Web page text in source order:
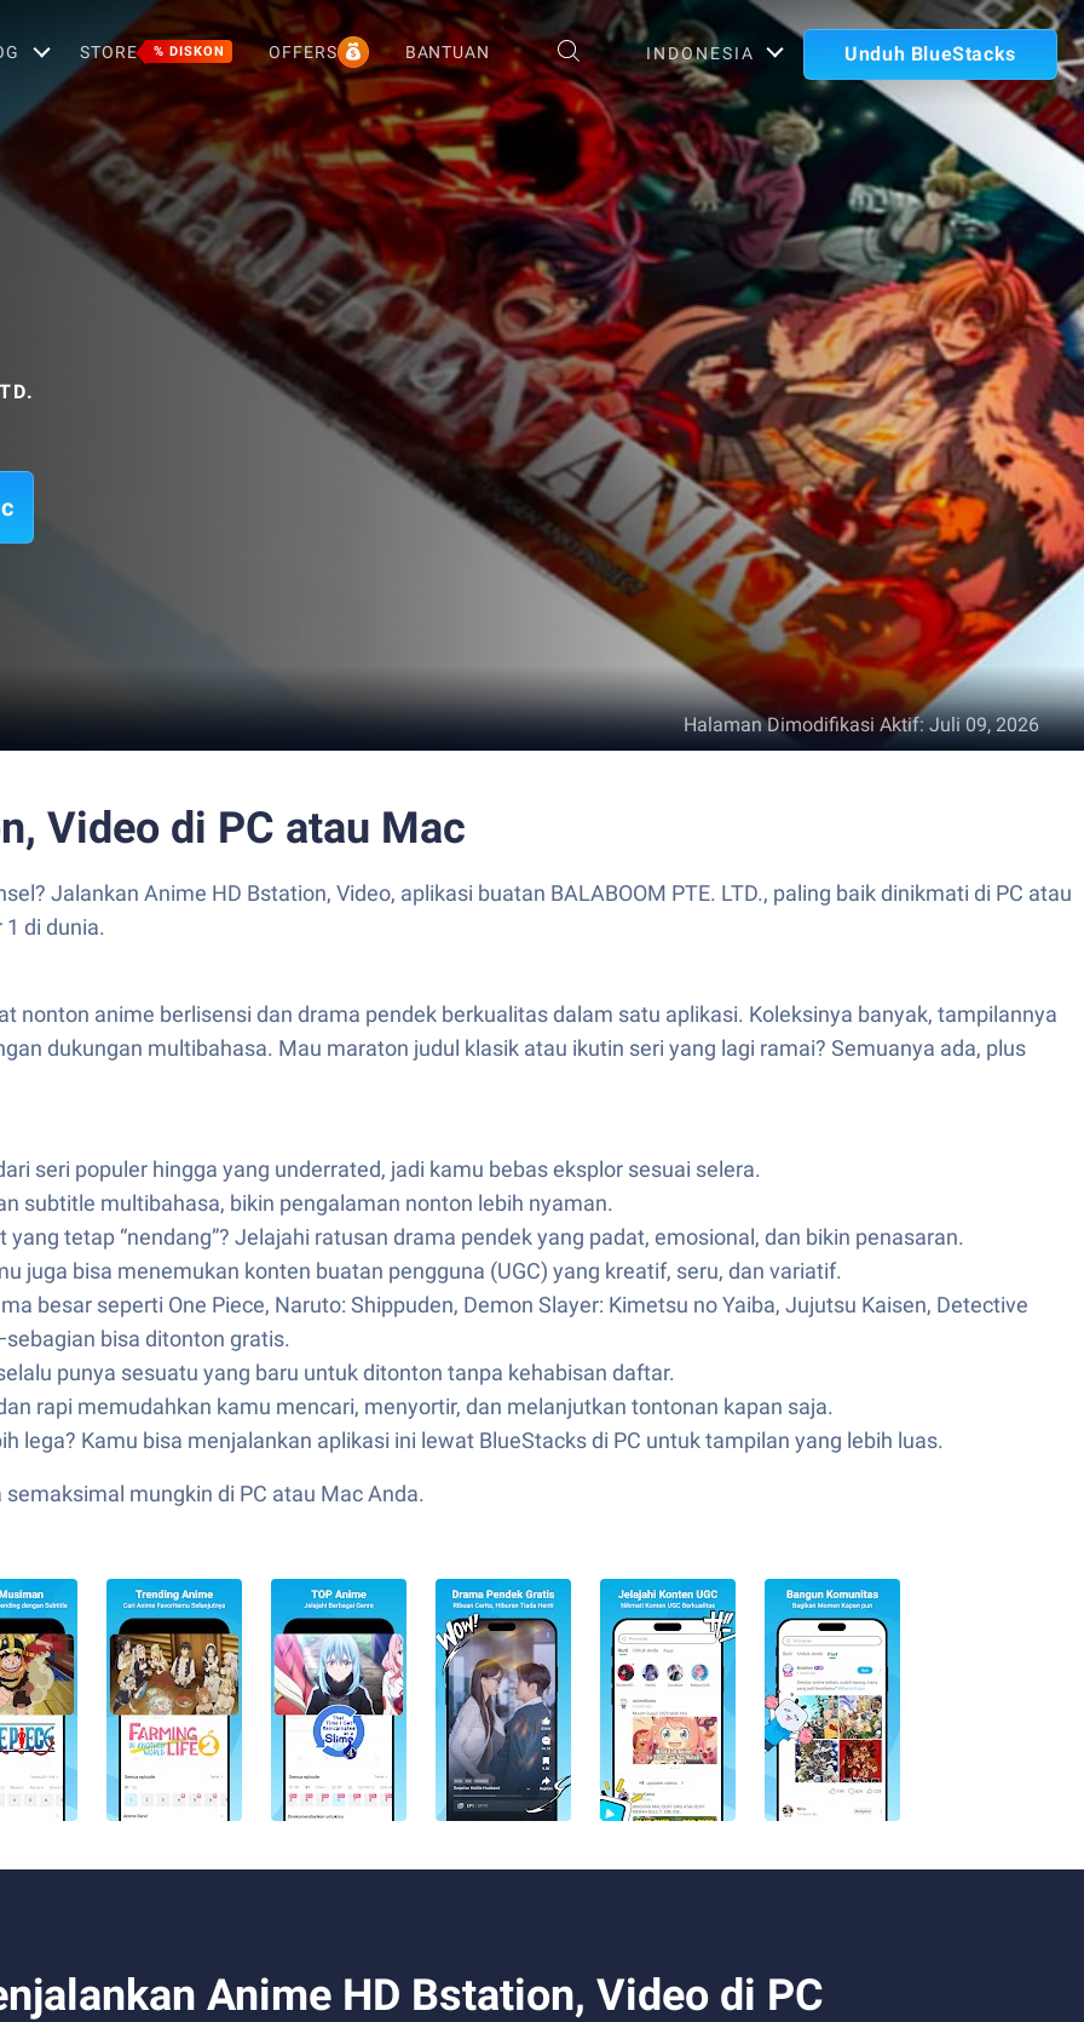
STORE % DISKON OFFERS BANTUAN INDONESIA Unduh BlueStacks
Halaman Dimodifikasi Aktif:Juli 09, 2026
Video di PC atau Mac
Jalankan Anime HD Bstation, Video, aplikasi buatan BALABOOM PTE. LTD., paling baik dinikmati di PC atau
di dunia.
nonton anime berlisensi dan drama pendek berkualitas dalam satu aplikasi. Koleksinya banyak, tampilannya
dukungan multibahasa. Mau maraton judul klasik atau ikutin seri yang lagi ramai? Semuanya ada, plus
seri populer hingga yang underrated, jadi kamu bebas eksplor sesuai selera.
subtitle multibahasa, bikin pengalaman nonton lebih nyaman.
tetap “nendang”? Jelajahi ratusan drama pendek yang padat, emosional, dan bikin penasaran.
juga bisa menemukan konten buatan pengguna (UGC) yang kreatif, seru, dan variatif.
besar seperti One Piece, Naruto: Shippuden, Demon Slayer: Kimetsu no Yaiba, Jujutsu Kaisen, Detective
bisa ditonton gratis.
punya sesuatu yang baru untuk ditonton tanpa kehabisan daftar.
rapi memudahkan kamu mencari, menyortir, dan melanjutkan tontonan kapan saja.
lega? Kamu bisa menjalankan aplikasi ini lewat BlueStacks di PC untuk tampilan yang lebih luas.
mungkin di PC atau Mac Anda.
Anime HD Bstation, Video di PC